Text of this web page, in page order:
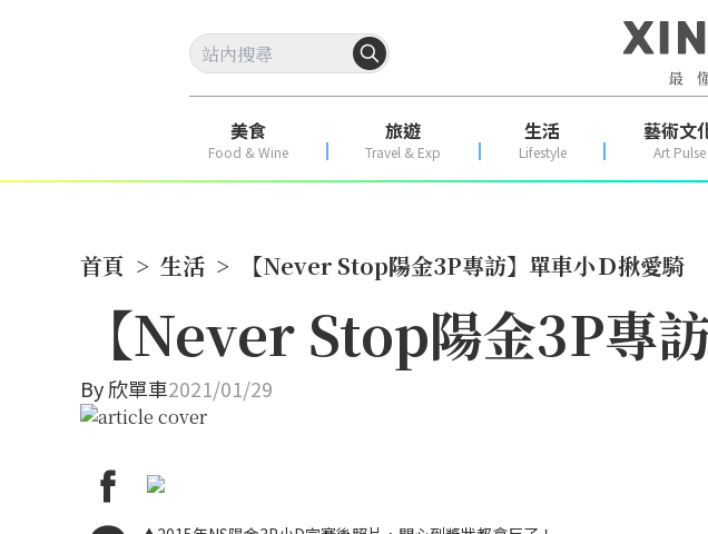
美食
Food & Wine
旅遊
Travel & Exp
生活
Lifestyle
藝術文
Art Pulse
首頁 > 生活 > 【Never Stop陽金3P專訪】單車小Ｄ揪愛騎
【Never Stop陽金3P專
By欣單車2021/01/29